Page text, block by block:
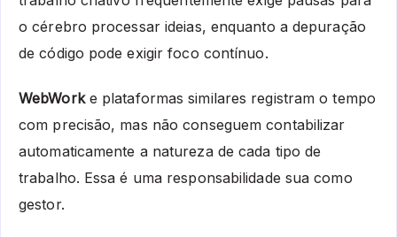
o cérebro processar ideias, enquanto a depuração
de código pode exigir foco contínuo.
WebWorke plataformas similares registram o tempo
com precisão, mas não conseguem contabilizar
automaticamente a natureza de cada tipo de
trabalho. Essa é uma responsabilidade sua como
gestor.